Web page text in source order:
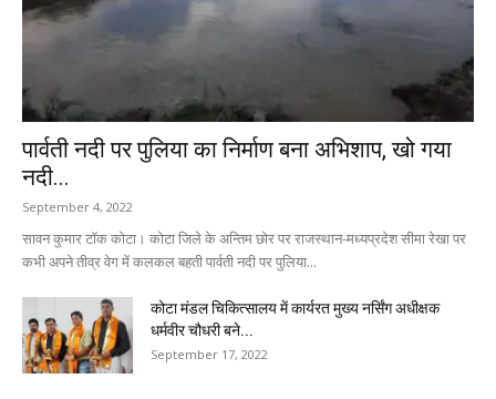
पार्वती नदी पर पुलिया का निर्माण बना अभिशाप, खो गया
नदी...
September 4, 2022
सावन कुमार टॉक कोटा। कोटा जिले के अन्तिम छोर पर राजस्थान-मध्यप्रदेश सीमा रेखा पर
कभी अपने तीव्र वेग में कलकल बहती पार्वती नदी पर पुलिया...
कोटा मंडल चिकित्सालय में कार्यरत मुख्य नर्सिंग अधीक्षक
धर्मवीर चौधरी बने...
September 17, 2022